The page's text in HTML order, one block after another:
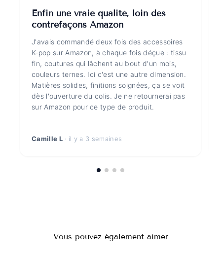
Enfin une vraie qualité, loin des
contrefaçons Amazon
J'avais commandé deux fois des accessoires
K-pop sur Amazon, à chaque fois déçue : tissu
fin, coutures qui lâchent au bout d'un mois,
couleurs ternes. Ici c'est une autre dimension.
Matières solides, finitions soignées, ça se voit
dès l'ouverture du colis. Je ne retournerai pas
sur Amazon pour ce type de produit.
Camille L· il y a 3 semaines
Vous pouvez également aimer